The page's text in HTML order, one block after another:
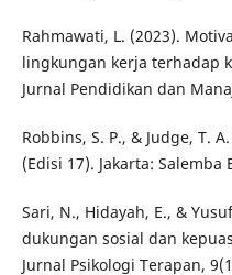
Rahmawati, L. (2023).
lingkungan kerja terhadap
Jurnal Pendidikan dan
Robbins, S. P., & Judge, T.
(Edisi 17). Jakarta: Salemba
Sari, N., Hidayah, E., &
dukungan sosial dan
Jurnal Psikologi Terapan,